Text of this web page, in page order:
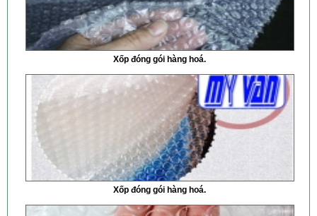
Xốp đóng gói hàng hoá.
Xốp đóng gói hàng hoá.